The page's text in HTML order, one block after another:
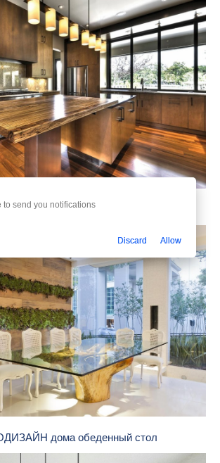
кухонная столешница
дома обеденный стол
to send you notifications
Discard Allow